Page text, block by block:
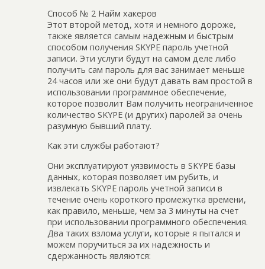
Способ № 2 Найм хакеров
Этот второй метод, хотя и немного дороже,
также является самым надежным и быстрым
способом получения SKYPE пароль учетной
записи. Эти услуги будут на самом деле либо
получить сам пароль для вас занимает меньше
24 часов или же они будут давать вам простой в
использовании программное обеспечение,
которое позволит Вам получить неограниченное
количество SKYPE (и других) паролей за очень
разумную бывший плату.
Как эти службы работают?
Они эксплуатируют уязвимость в SKYPE базы
данных, которая позволяет им рубить, и
извлекать SKYPE пароль учетной записи в
течение очень короткого промежутка времени,
как правило, меньше, чем за 3 минуты на счет
при использовании программного обеспечения.
Два таких взлома услуги, которые я пытался и
можем поручиться за их надежность и
сдержанность являются: